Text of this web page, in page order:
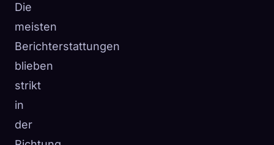
Die
meisten
Berichterstattungen
blieben
strikt
in
der